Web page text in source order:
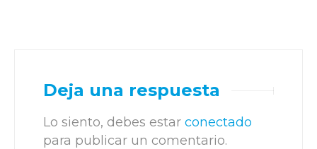
Deja una respuesta
Lo siento, debes estar conectado
para publicar un comentario.